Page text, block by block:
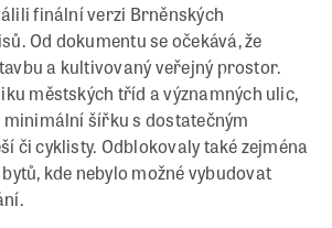
finální verzi Brněnských
Od dokumentu se očekává, že
a kultivovaný veřejný prostor.
městských tříd a významných ulic,
šířku s dostatečným
či cyklisty. Odblokovaly také zejména
kde nebylo možné vybudovat